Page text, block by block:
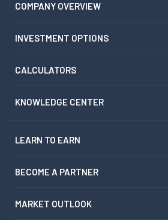
COMPANY OVERVIEW
INVESTMENT OPTIONS
CALCULATORS
KNOWLEDGE CENTER
LEARN TO EARN
BECOME A PARTNER
MARKET OUTLOOK